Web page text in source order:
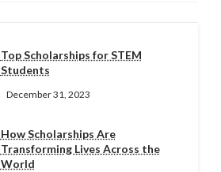
Top Scholarships for STEM
Students
December 31, 2023
How Scholarships Are
Transforming Lives Across the
World